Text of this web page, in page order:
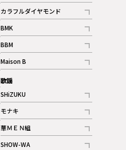
記事
カラフルダイヤモンド
記事
BMK
記事
BBM
記事
ギャラリー
Maison B
記事
歌謡
SHiZUKU
記事
モナキ
記事
華ＭＥＮ組
記事
SHOW-WA